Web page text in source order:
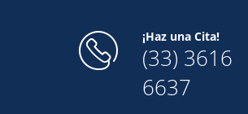
¡Haz una Cita!
(33) 3616
6637